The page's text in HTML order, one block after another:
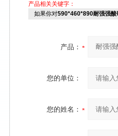
产品相关关键字：
如果你对590*460*890耐强强酸
产品：
您的单位：
您的姓名：